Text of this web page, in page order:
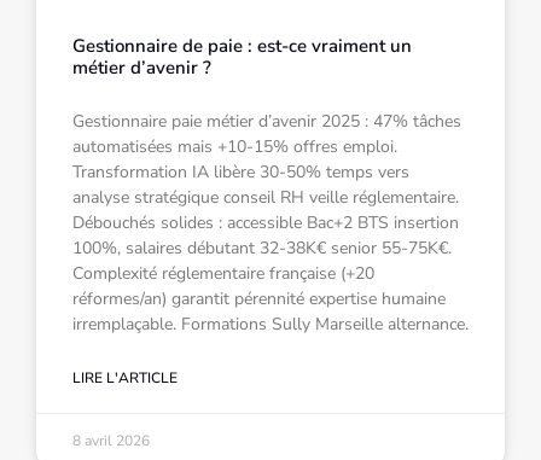
Gestionnaire de paie : est-ce vraiment un
métier d’avenir ?
Gestionnaire paie métier d’avenir 2025 : 47% tâches
automatisées mais +10-15% offres emploi.
Transformation IA libère 30-50% temps vers
analyse stratégique conseil RH veille réglementaire.
Débouchés solides : accessible Bac+2 BTS insertion
100%, salaires débutant 32-38K€ senior 55-75K€.
Complexité réglementaire française (+20
réformes/an) garantit pérennité expertise humaine
irremplaçable. Formations Sully Marseille alternance.
LIRE L'ARTICLE
8 avril 2026